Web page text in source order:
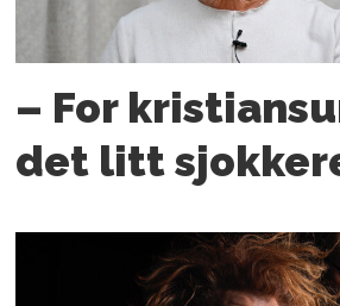
– For
det litt